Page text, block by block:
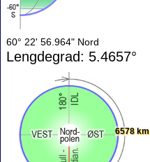
60° 22' 56.964" Nord
Lengdegrad: 5.4657°
6578 km